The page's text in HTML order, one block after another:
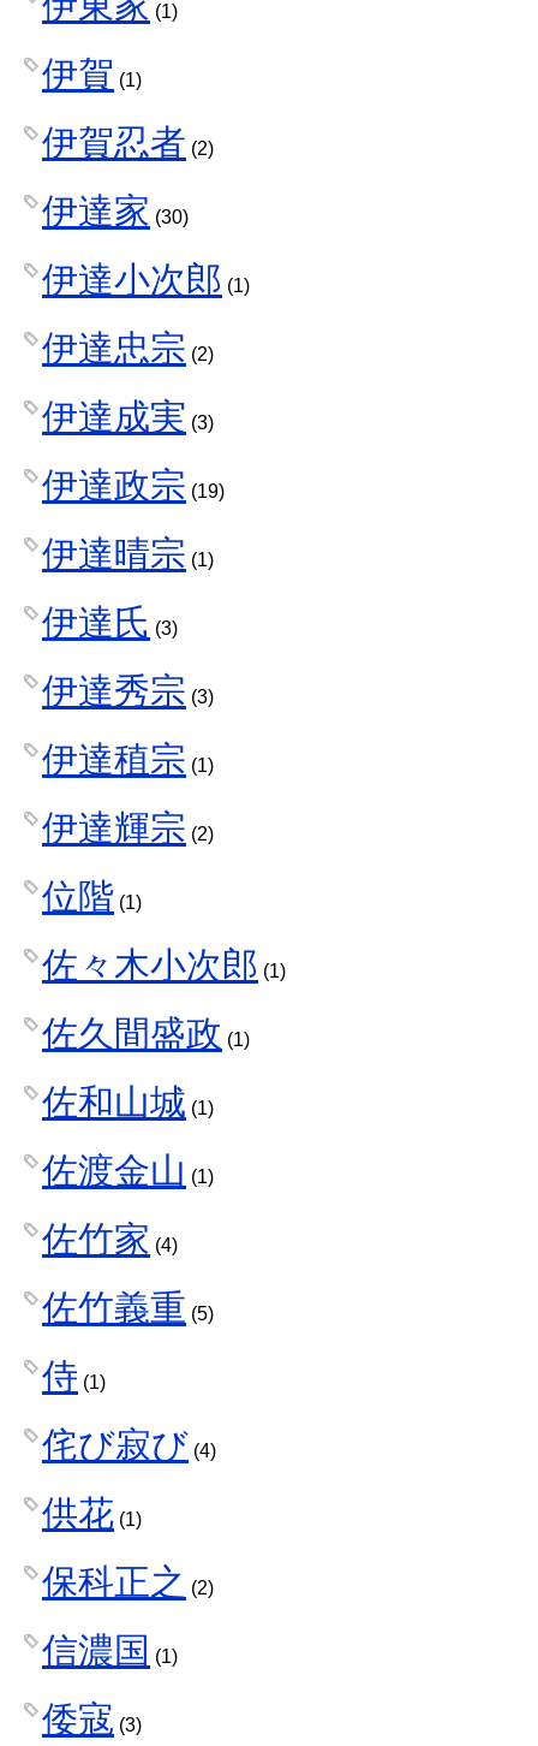
(1)
伊賀 (1)
伊賀忍者 (2)
伊達家 (30)
伊達小次郎 (1)
伊達忠宗 (2)
伊達成実 (3)
伊達政宗 (19)
伊達晴宗 (1)
伊達氏 (3)
伊達秀宗 (3)
伊達稙宗 (1)
伊達輝宗 (2)
位階 (1)
佐々木小次郎 (1)
佐久間盛政 (1)
佐和山城 (1)
佐渡金山 (1)
佐竹家 (4)
佐竹義重 (5)
侍 (1)
侘び寂び (4)
供花 (1)
保科正之 (2)
信濃国 (1)
倭寇 (3)